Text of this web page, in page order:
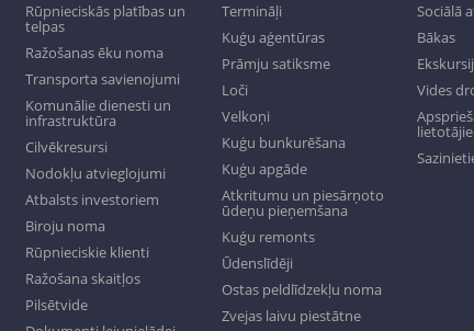
Rūpnieciskās platības un
telpas
Ražošanas ēku noma
Transporta savienojumi
Komunālie dienesti un
infrastruktūra
Cilvēkresursi
Nodokļu atvieglojumi
Atbalsts investoriem
Biroju noma
Rūpnieciskie klienti
Ražošana skaitļos
Pilsētvide
Termināļi
Kuģu aģentūras
Prāmju satiksme
Loči
Velkoņi
Kuģu bunkurēšana
Kuģu apgāde
Atkritumu un piesārņoto
ūdeņu pieņemšana
Kuģu remonts
Ūdenslīdēji
Ostas peldlīdzekļu noma
Zvejas laivu piestātne
Sociālā
Bākas
Vides